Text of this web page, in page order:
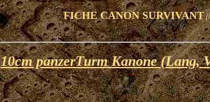
FICHE CANON SURVIVANT
10cm panzerTurm Kanone (Lang,